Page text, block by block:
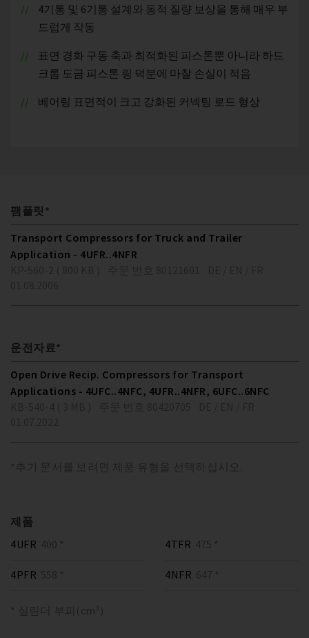
4기통 및 6기통 설계와 동적 질량 보상을 통해 매우 부
드럽게 작동
표면 경화 구동 축과 최적화된 피스톤뿐 아니라 하드
크롬 도금 피스톤 링 덕분에 마찰 손실이 적음
베어링 표면적이 크고 강화된 커넥팅 로드 형상
팸플릿*
Transport Compressors for Truck and Trailer
Application - 4UFR..4NFR
운전자료*
Open Drive Recip. Compressors for Transport
Applications - 4UFC..4NFC, 4UFR..4NFR, 6UFC..6NFC
*추가 문서를 보려면 제품 유형을 선택하십시오.
제품
4UFR 400 * 4TFR 475 *
4PFR 558 * 4NFR 647 *
* 실린더 부피(cm³)